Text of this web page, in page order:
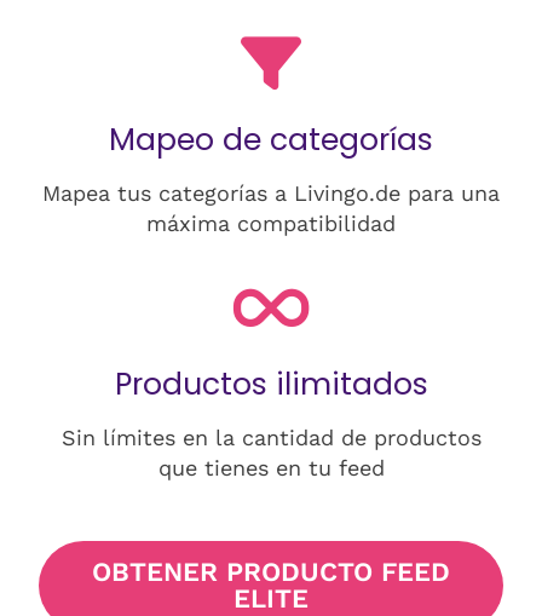
Mapeo de categorías
Mapea tus categorías a Livingo.de para una
máxima compatibilidad
Productos ilimitados
Sin límites en la cantidad de productos
que tienes en tu feed
OBTENER PRODUCTO FEED
ELITE